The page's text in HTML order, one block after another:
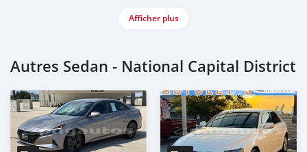
Afficher plus
Autres Sedan - National Capital District